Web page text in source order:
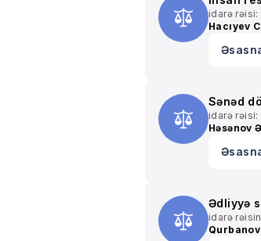
idarə rəisi:
Hacıyev
Sənəd
idarə rəisi:
Həsənov
Ədliyyə
idarə